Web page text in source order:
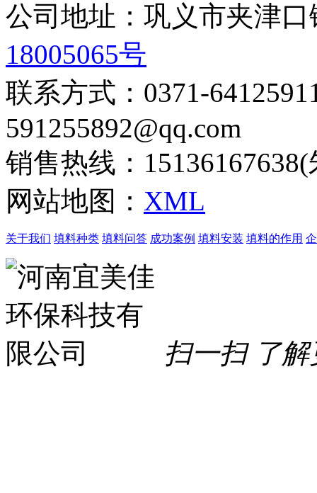
公司地址：巩义市夹
18005065号
联系方式：0371-
591255892@qq.com
销售热线：
网站地图： XML
关于我们 填料种类 填料问答 成功案例 填料安装 填料的作用
扫一扫 了解